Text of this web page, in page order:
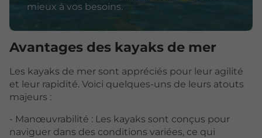
mieux à vos besoins.
Avantages des kayaks de mer
Les kayaks de mer sont appréciés pour leur agilité
et leur rapidité. Voici quelques-uns de leurs atouts
majeurs :
- Manœuvrabilité : Les kayaks sont conçus pour
naviguer dans des conditions variées, ce qui